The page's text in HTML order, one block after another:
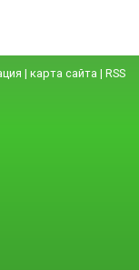
| карта сайта | RSS